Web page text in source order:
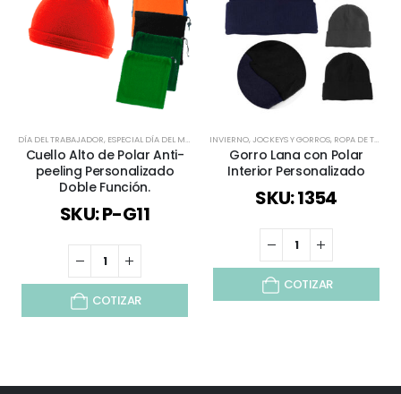
DÍA DEL TRABAJADOR, ESPECIAL DÍA DEL MINERO ,INVIERNO,JOCKEYS Y GORROS ,ROPA DE
Cuello Alto de Polar Anti-
peeling Personalizado
Doble Función.
SKU: P-G11
COTIZAR
INVIERNO,JOCKEYS Y GORROS, ROPA DE TRABAJO Y PUBLICITARIO
Gorro Lana con Polar
Interior Personalizado
SKU: 1354
COTIZAR